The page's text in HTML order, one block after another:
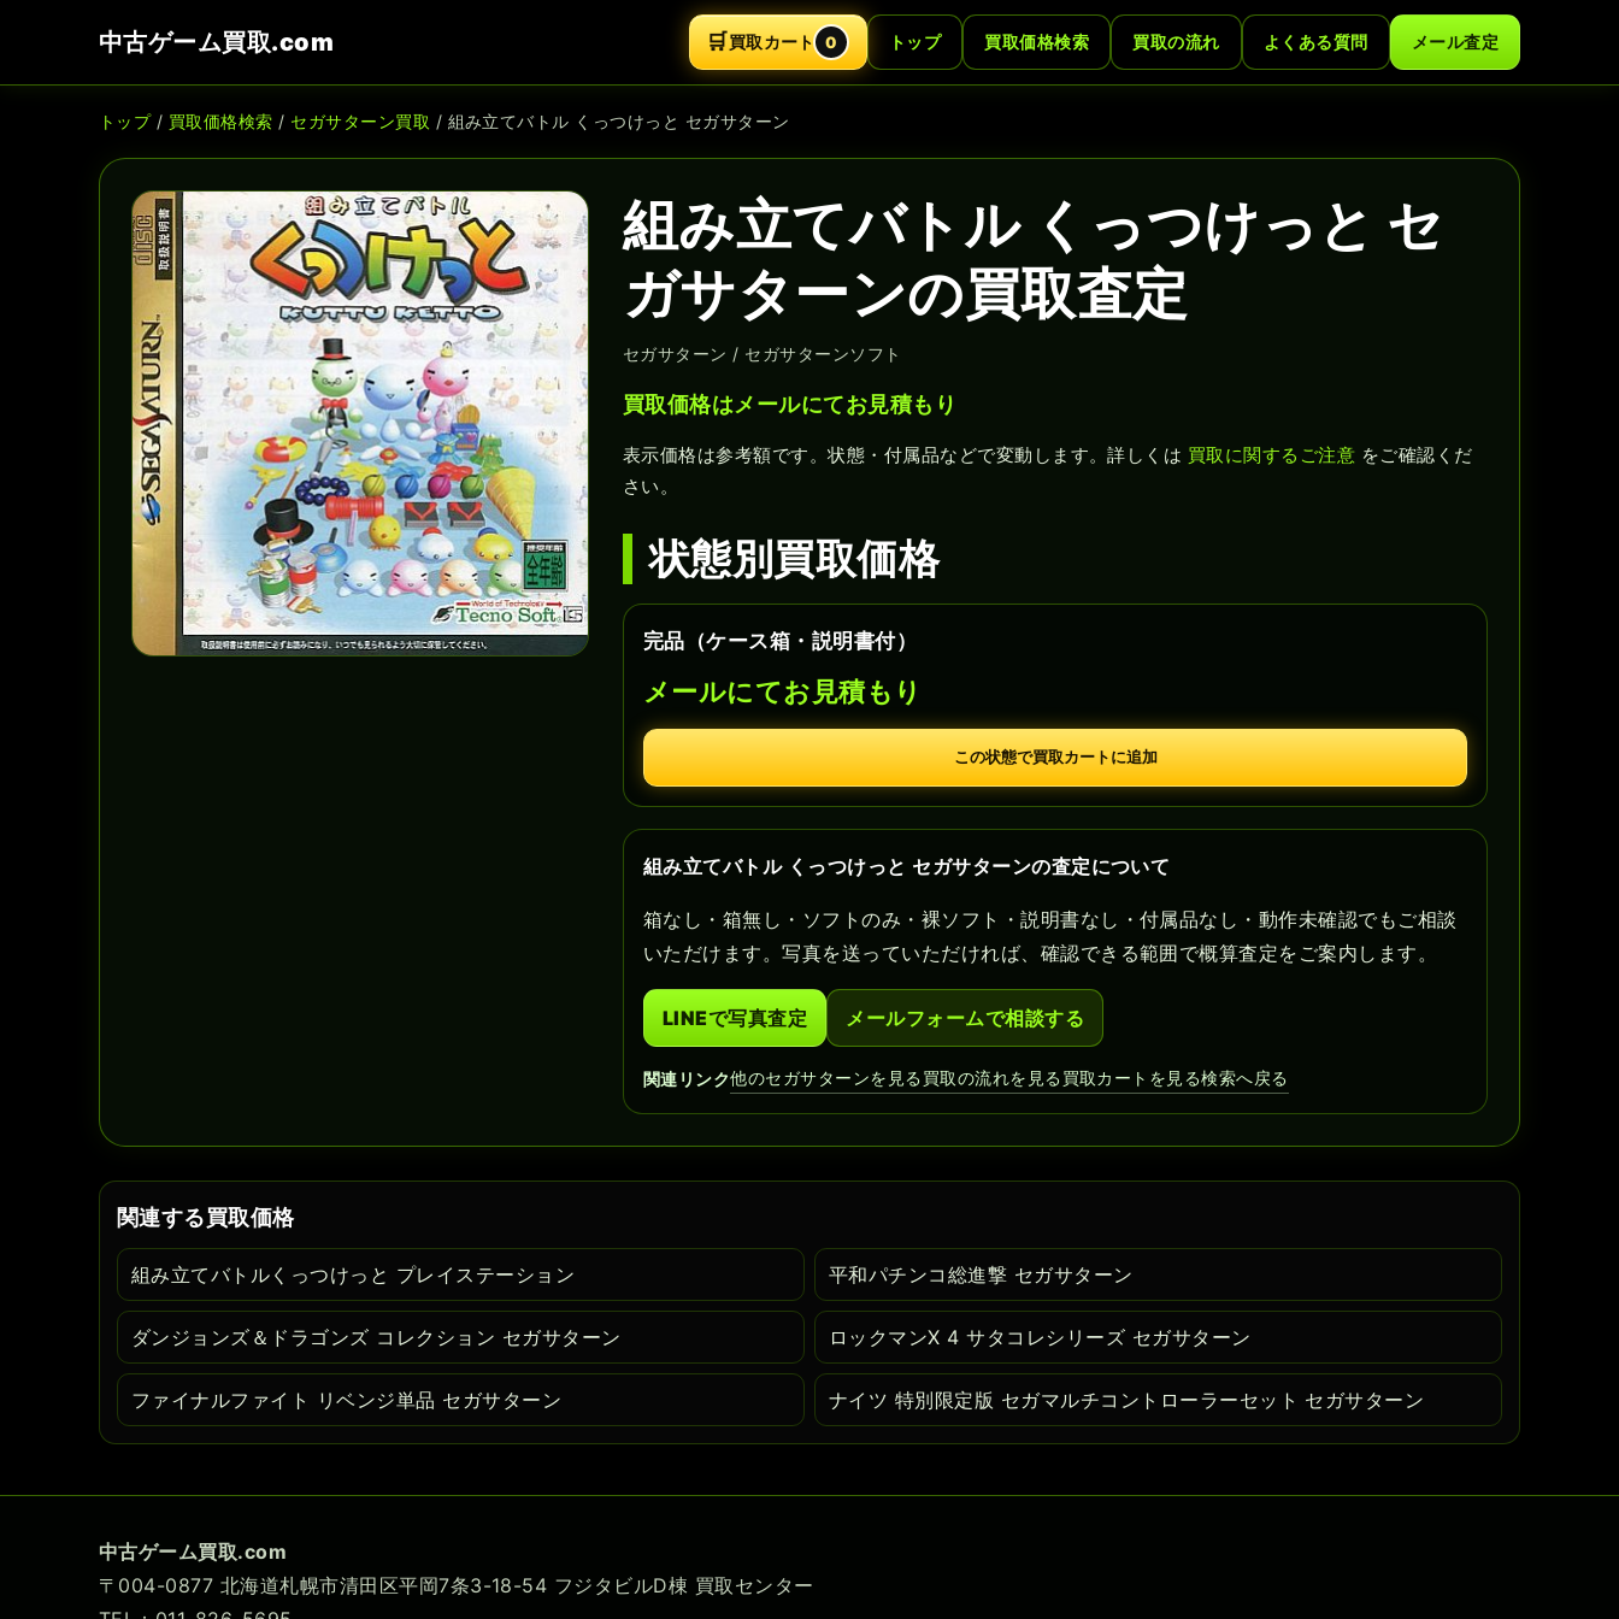
中古ゲーム買取.com 🛒買取カート 0 トップ 買取価格検索 買取の流れ よくある質問 メール査定
トップ/ 買取価格検索 / セガサターン買取 / 組み立てバトル くっつけっと セガサターン
組み立てバトル くっつけっと セ
ガサターンの買取査定
セガサターン / セガサターンソフト
買取価格はメールにてお見積もり
表示価格は参考額です。状態・付属品などで変動します。詳しくは 買取に関するご注意 をご確認くだ
さい。
状態別買取価格
完品（ケース箱・説明書付）
メールにてお見積もり
この状態で買取カートに追加
組み立てバトル くっつけっと セガサターンの査定について
箱なし・箱無し・ソフトのみ・裸ソフト・説明書なし・付属品なし・動作未確認でもご相談
いただけます。写真を送っていただければ、確認できる範囲で概算査定をご案内します。
LINEで写真査定 メールフォームで相談する
関連リンク他のセガサターンを見る買取の流れを見る買取カートを見る検索へ戻る
関連する買取価格
組み立てバトルくっつけっと プレイステーション 平和パチンコ総進撃 セガサターン
ダンジョンズ＆ドラゴンズ コレクション セガサターン ロックマンX 4 サタコレシリーズ セガサターン
ファイナルファイト リベンジ単品 セガサターン ナイツ 特別限定版 セガマルチコントローラーセット セガサターン
中古ゲーム買取.com
〒004-0877 北海道札幌市清田区平岡7条3-18-54 フジタビルD棟 買取センター